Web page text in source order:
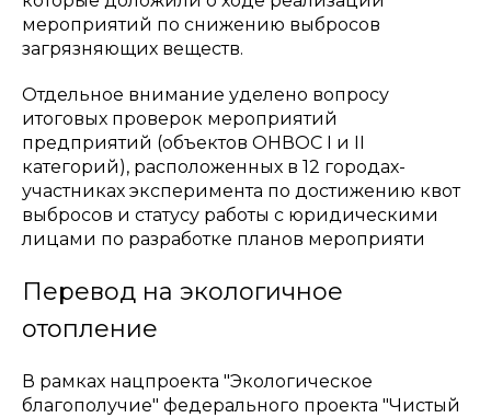
мероприятий по снижению выбросов
загрязняющих веществ.
Отдельное внимание уделено вопросу
итоговых проверок мероприятий
предприятий (объектов ОНВОС I и II
категорий), расположенных в 12 городах-
участниках эксперимента по достижению квот
выбросов и статусу работы с юридическими
лицами по разработке планов мероприяти
Перевод на экологичное
отопление
В рамках нацпроекта "Экологическое
благополучие" федерального проекта "Чистый